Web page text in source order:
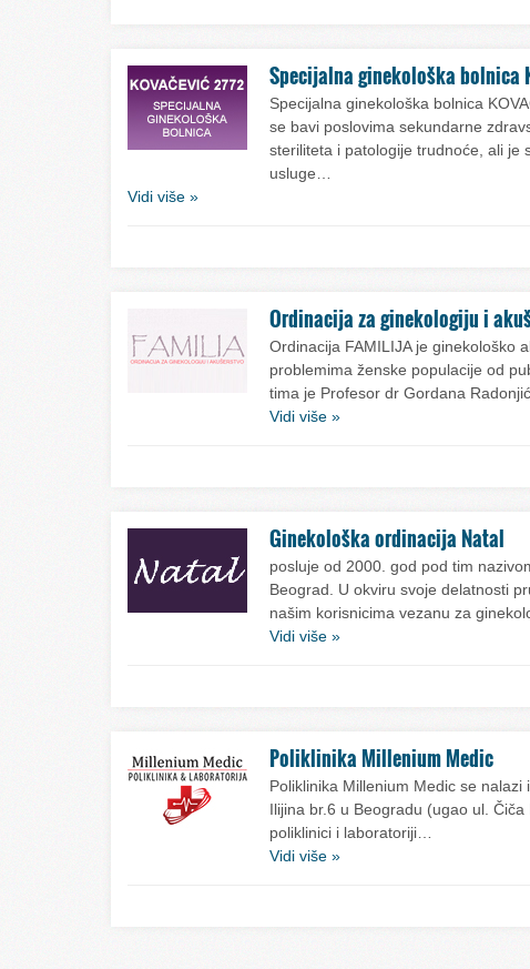
Specijalna ginekološka bolnica
Specijalna ginekološka bolnica
se bavi poslovima sekundarne
steriliteta i patologije trudnoće, ali je
usluge…
Vidi više »
Ordinacija za ginekologiju i
Ordinacija FAMILIJA je ginekološko
problemima ženske populacije od
tima je Profesor dr Gordana
Vidi više »
Ginekološka ordinacija Natal
posluje od 2000. god pod tim
Beograd. U okviru svoje delatnosti
našim korisnicima vezanu za
Vidi više »
Poliklinika Millenium Medic
Poliklinika Millenium Medic se
Ilijina br.6 u Beogradu (ugao ul.
poliklinici i laboratoriji…
Vidi više »